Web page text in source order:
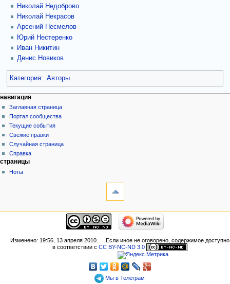
Николай Недоброво
Николай Некрасов
Арсений Несмелов
Юрий Нестеренко
Иван Никитин
Денис Новиков
Категория: Авторы
навигация
Заглавная страница
Портал сообщества
Текущие события
Свежие правки
Случайная страница
Справка
страницы
Ноты
Изменено: 19:56, 13 апреля 2010.
Если иное не оговорено, содержимое доступно
в соответствии с CC BY-NC-ND 3.0
Мы в Телеграм